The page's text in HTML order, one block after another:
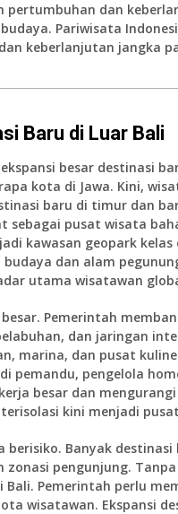
pertumbuhan dan
Pariwisata
keberlanjutan jangka
Baru di Luar Bali
besar destinasi
kota di Jawa. Kini,
baru di timur dan
sebagai pusat wisata
kawasan geopark kelas
dan alam
utama wisatawan
Pemerintah
dan jaringan
marina, dan pusat
pemandu, pengelola
besar dan
kini menjadi
Banyak
zonasi pengunjung.
Pemerintah perlu
wisatawan. Ekspansi